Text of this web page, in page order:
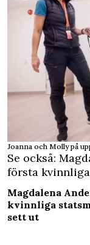
Joanna och Molly på
Se också:
första
Magdalena
kvinnliga
sett ut